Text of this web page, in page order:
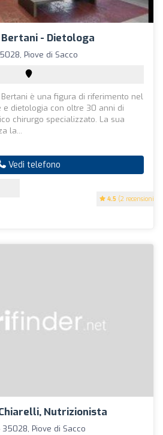
- Dietologa
4.5 (2 recensioni)
Piove di Sacco
è una figura di riferimento nel
dietologia con oltre 30 anni di
chirurgo specializzato. La sua
la...
Vedi telefono
Nutrizionista
35028, Piove di Sacco